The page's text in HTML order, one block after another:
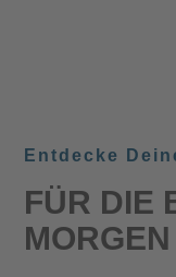
Entdecke
FÜR DIE
MORGEN